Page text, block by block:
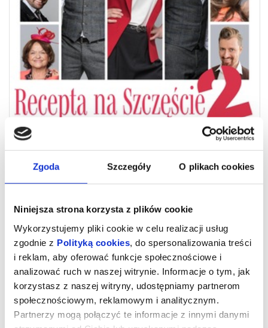
Zgoda Szczegóły O plikach cookies
Niniejsza strona korzysta z plików cookie
Wykorzystujemy pliki cookie w celu realizacji usług
zgodnie z Polityką cookies , do spersonalizowania treści
i reklam, aby oferować funkcje społecznościowe i
analizować ruch w naszej witrynie. Informacje o tym, jak
korzystasz z naszej witryny, udostępniamy partnerom
społecznościowym, reklamowym i analitycznym.
Partnerzy mogą połączyć te informacje z innymi danymi
RECEPTA NA SZCZĘŚCIE 2
„Recepta na szczęście 2” - to kontynuacja losów bohaterów
pierwszej części znanego już dobrze widzom hitu teatralnego, ale
sztuka istnieje samodzielnie bez konieczności zaznajomienia się
z częścią pierwszą.
Bohaterowie sztuki to dwa młode małżeństwa, plus seniorka Gina
w roli terapeutki i Doktor w nowej rzeczywistości, którzy zderzają
się z prozą życia codziennego w swoich świeżo upieczonych
szczęśliwych związkach. Pierwsze kryzysy, pierwsze rozterki- ich